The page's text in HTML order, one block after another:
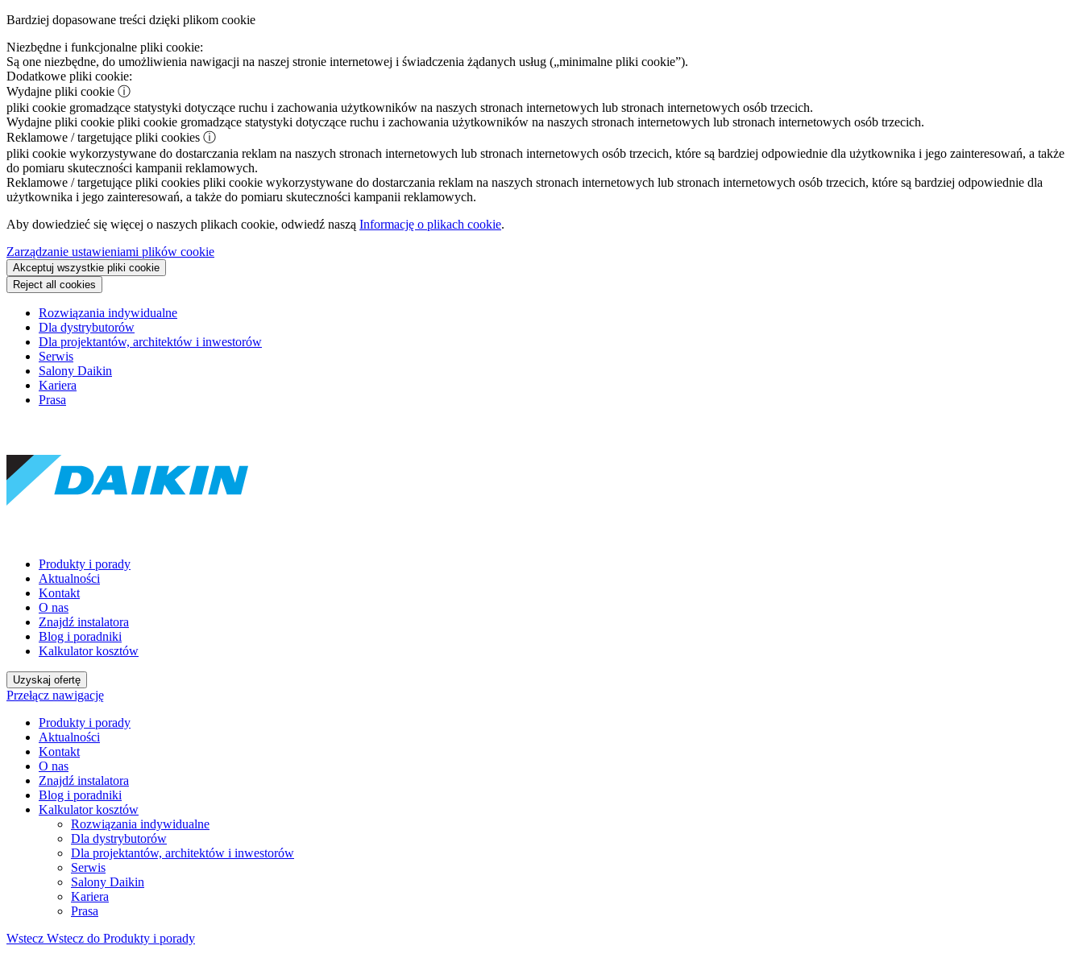
Bardziej dopasowane treści dzięki plikom cookie
Niezbędne i funkcjonalne pliki cookie:
Są one niezbędne, do umożliwienia nawigacji na naszej stronie internetowej i świadczenia żądanych usług („minimalne pliki cookie”).
Dodatkowe pliki cookie:
Wydajne pliki cookie ⓘ
pliki cookie gromadzące statystyki dotyczące ruchu i zachowania użytkowników na naszych stronach internetowych lub stronach internetowych osób trzecich.
Wydajne pliki cookie pliki cookie gromadzące statystyki dotyczące ruchu i zachowania użytkowników na naszych stronach internetowych lub stronach internetowych osób trzecich.
Reklamowe / targetujące pliki cookies ⓘ
pliki cookie wykorzystywane do dostarczania reklam na naszych stronach internetowych lub stronach internetowych osób trzecich, które są bardziej odpowiednie dla użytkownika i jego zainteresowań, a także
do pomiaru skuteczności kampanii reklamowych.
Reklamowe / targetujące pliki cookies pliki cookie wykorzystywane do dostarczania reklam na naszych stronach internetowych lub stronach internetowych osób trzecich, które są bardziej odpowiednie dla
użytkownika i jego zainteresowań, a także do pomiaru skuteczności kampanii reklamowych.
Aby dowiedzieć się więcej o naszych plikach cookie, odwiedź naszą Informację o plikach cookie.
Zarządzanie ustawieniami plików cookie
Akceptuj wszystkie pliki cookie
Reject all cookies
Rozwiązania indywidualne
Dla dystrybutorów
Dla projektantów, architektów i inwestorów
Serwis
Salony Daikin
Kariera
Prasa
Produkty i porady
Aktualności
Kontakt
O nas
Znajdź instalatora
Blog i poradniki
Kalkulator kosztów
Uzyskaj ofertę
Przełącz nawigację
Produkty i porady
Aktualności
Kontakt
O nas
Znajdź instalatora
Blog i poradniki
Kalkulator kosztów
Rozwiązania indywidualne
Dla dystrybutorów
Dla projektantów, architektów i inwestorów
Serwis
Salony Daikin
Kariera
Prasa
Wstecz Wstecz do Produkty i porady